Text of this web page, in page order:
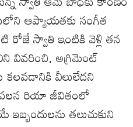
ఆప్యాయతకు సంగీత
రోజేస్వాతిఇంటికివెళ్లితన
వివరించి, అగ్రిమెంట్
కలవడానికివీలులేదని
రియాజీవితంలో
ఇబ్బందులను తలుచుకుని